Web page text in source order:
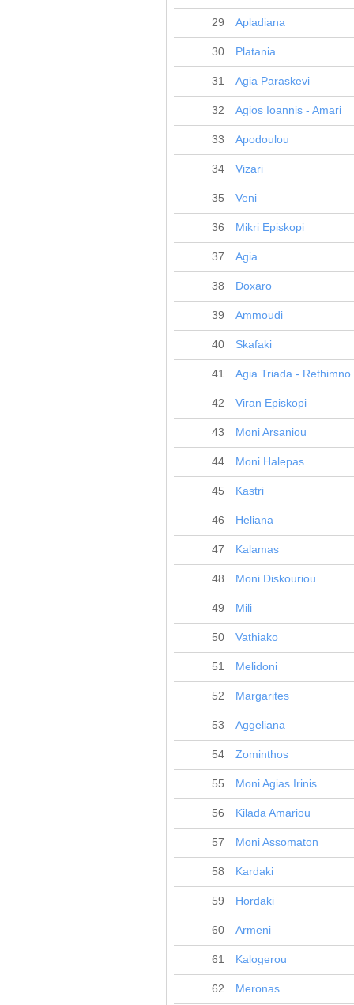
29 Apladiana
30 Platania
31 Agia Paraskevi
32 Agios Ioannis - Amari
33 Apodoulou
34 Vizari
35 Veni
36 Mikri Episkopi
37 Agia
38 Doxaro
39 Ammoudi
40 Skafaki
41 Agia Triada - Rethimno
42 Viran Episkopi
43 Moni Arsaniou
44 Moni Halepas
45 Kastri
46 Heliana
47 Kalamas
48 Moni Diskouriou
49 Mili
50 Vathiako
51 Melidoni
52 Margarites
53 Aggeliana
54 Zominthos
55 Moni Agias Irinis
56 Kilada Amariou
57 Moni Assomaton
58 Kardaki
59 Hordaki
60 Armeni
61 Kalogerou
62 Meronas